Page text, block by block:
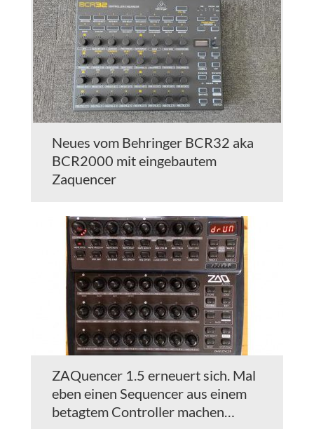
Neues vom Behringer BCR32 aka
BCR2000 mit eingebautem
Zaquencer
ZAQuencer 1.5 erneuert sich. Mal
eben einen Sequencer aus einem
betagtem Controller machen…